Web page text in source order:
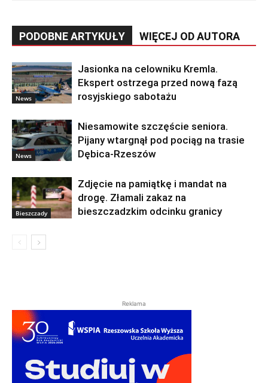
PODOBNE ARTYKUŁY WIĘCEJ OD AUTORA
News
Jasionka na celowniku Kremla.
Ekspert ostrzega przed nową fazą
rosyjskiego sabotażu
News
Niesamowite szczęście seniora.
Pijany wtargnął pod pociąg na trasie
Dębica-Rzeszów
Bieszczady
Zdjęcie na pamiątkę i mandat na
drogę. Złamali zakaz na
bieszczadzkim odcinku granicy
Reklama